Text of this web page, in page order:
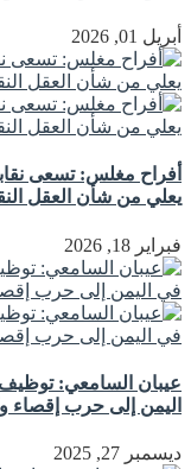
أبريل 01, 2026
أفراح مغلس: تسعى
يعلي من شأن العقل
فبراير 18, 2026
عيبان السامعي:
اليمن إلى حرب إقصاء
ديسمبر 27, 2025